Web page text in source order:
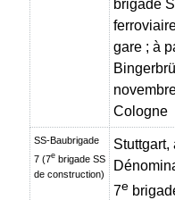
brigade
gare ; à
Cologne
SS-Baubrigade
7 (7e brigade SS
de construction)
Stuttgart,
7e